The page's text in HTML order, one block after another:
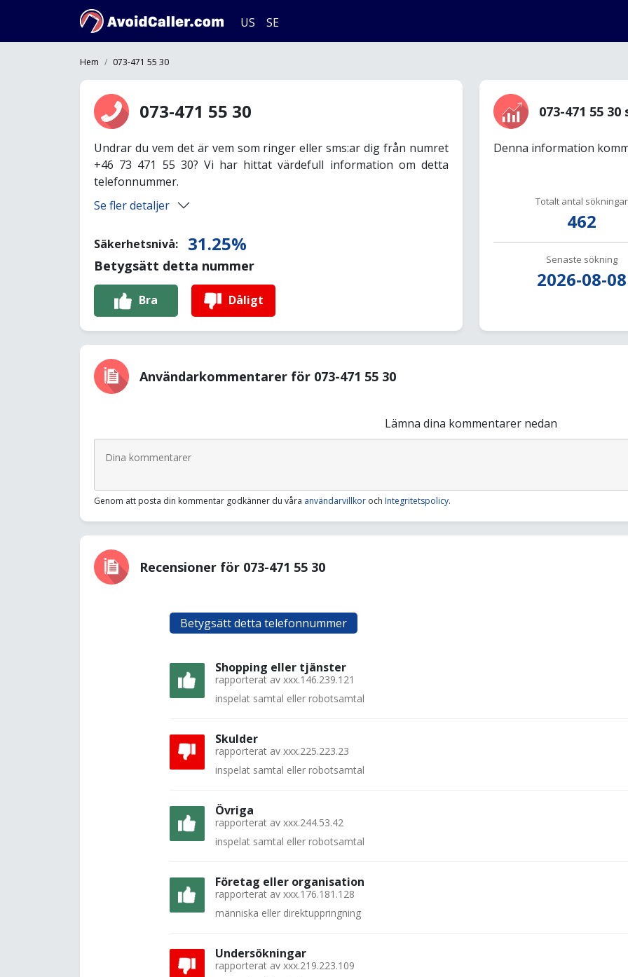
US SE
Hem 073-471 55 30
073-471 55 30
Undrar du vem det är vem som ringer eller sms:ar dig från numret
+46 73 471 55 30? Vi har hittat värdefull information om detta
telefonnummer.
Se fler detaljer
Säkerhetsnivå: 31.25%
Betygsätt detta nummer
Bra Dåligt
073-471 55
Denna information
Totalt antal sökningar
462
Senaste sökning
2026-08-08
Användarkommentarer för 073-471 55 30
Lämna dina kommentarer nedan
Genom att posta din kommentar godkänner du våra användarvillkor och Integritetspolicy.
Recensioner för 073-471 55 30
Betygsätt detta telefonnummer
Shopping eller tjänster
rapporterat av xxx.146.239.121
inspelat samtal eller robotsamtal
Skulder
rapporterat av xxx.225.223.23
inspelat samtal eller robotsamtal
Övriga
rapporterat av xxx.244.53.42
inspelat samtal eller robotsamtal
Företag eller organisation
rapporterat av xxx.176.181.128
människa eller direktuppringning
Undersökningar
rapporterat av xxx.219.223.109